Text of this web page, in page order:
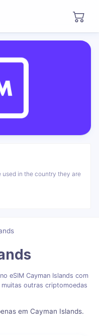
used in the country they are
eSIM Cayman Islands com
muitas outras criptomoedas
em Cayman Islands.